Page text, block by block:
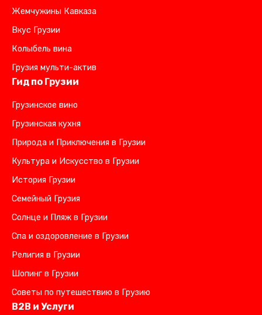
Жемчужины Кавказа
Вкус Грузии
Колыбель вина
Грузия мульти-актив
Гид по Грузии
Грузинское вино
Грузинская кухня
Природа и Приключения в Грузии
Культура и Искусство в Грузии
История Грузии
Семейный Грузия
Солнце и Пляж в Грузии
Спа и оздоровление в Грузии
Религия в Грузии
Шопинг в Грузии
Советы по путешествию в Грузию
B2B и Услуги